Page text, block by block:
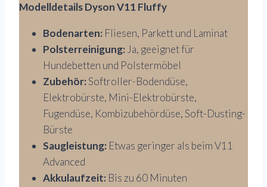
Modelldetails Dyson V11 Fluffy
Bodenarten: Fliesen, Parkett und Laminat
Polsterreinigung: Ja, geeignet für
Hundebetten und Polstermöbel
Zubehör:Softroller-Bodendüse,
Elektrobürste, Mini-Elektrobürste,
Fugendüse, Kombizubehördüse, Soft-Dusting-
Bürste
Saugleistung: Etwas geringer als beim V11
Advanced
Akkulaufzeit: Bis zu 60 Minuten